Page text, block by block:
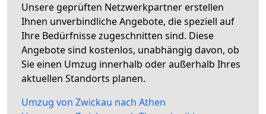
Unsere geprüften Netzwerkpartner erstellen
Ihnen unverbindliche Angebote, die speziell auf
Ihre Bedürfnisse zugeschnitten sind. Diese
Angebote sind kostenlos, unabhängig davon, ob
Sie einen Umzug innerhalb oder außerhalb Ihres
aktuellen Standorts planen.
Umzug von Zwickau nach Athen